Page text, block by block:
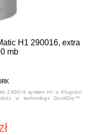
H1 290016, extra
mb
290016 system H1 o długości
w technologii QuickDry™.